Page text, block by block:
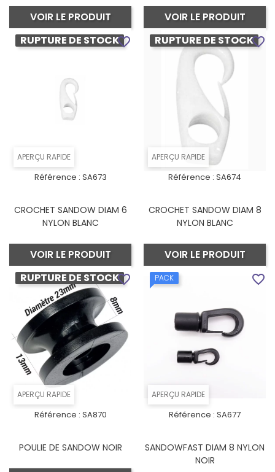
VOIR LE PRODUIT VOIR LE PRODUIT
APERÇU RAPIDE
RUPTURE DE STOCK
Référence : SA673
CROCHET SANDOW DIAM 6
NYLON BLANC
VOIR LE PRODUIT
favorite_border
APERÇU RAPIDE
RUPTURE DE STOCK
Référence : SA674
CROCHET SANDOW DIAM 8
NYLON BLANC
VOIR LE PRODUIT
favorite_border
APERÇU RAPIDE
RUPTURE DE STOCK
Référence : SA870
POULIE DE SANDOW NOIR
favorite_border
APERÇU RAPIDE
PACK
Référence : SA677
SANDOWFAST DIAM 8 NYLON
NOIR
favorite_border